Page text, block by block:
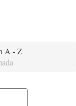
A - Z